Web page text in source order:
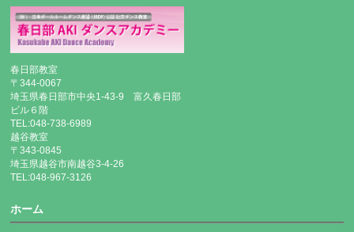
春日部教室
〒344-0067
埼玉県春日部市中央1-43-9 富久春日部
ビル６階
TEL:048-738-6989
越谷教室
〒343-0845
埼玉県越谷市南越谷3-4-26
TEL:048-967-3126
ホーム